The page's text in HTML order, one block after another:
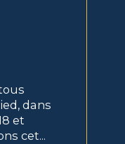
dans
et
cet...